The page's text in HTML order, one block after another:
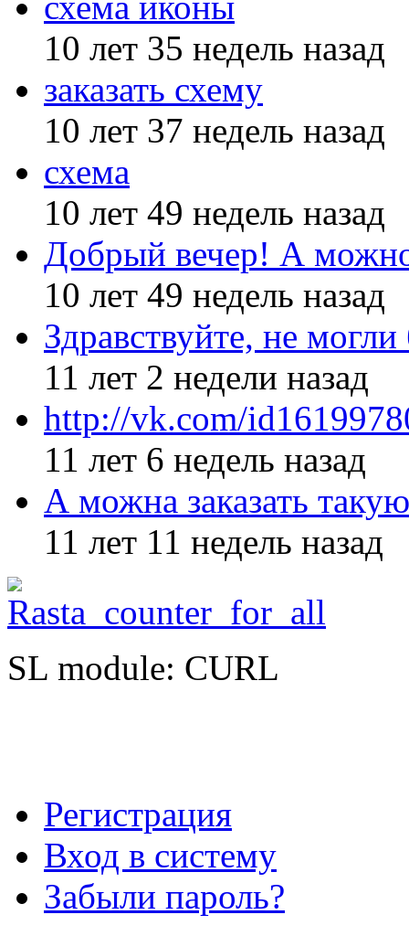
10 лет 35 недель назад
заказать схему
10 лет 37 недель назад
схема
10 лет 49 недель назад
Добрый вечер! А
10 лет 49 недель назад
Здравствуйте, не
11 лет 2 недели назад
http://vk.com/
11 лет 6 недель назад
А можна заказать
11 лет 11 недель назад
SL module: CURL
Регистрация
Вход в систему
Забыли пароль?